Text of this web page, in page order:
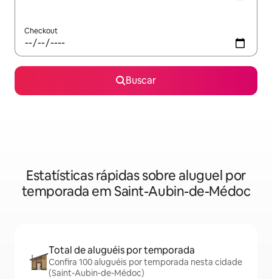
Checkout
Buscar
Estatísticas rápidas sobre aluguel por
temporada em Saint-Aubin-de-Médoc
Total de aluguéis por temporada
Confira 100 aluguéis por temporada nesta cidade
(Saint-Aubin-de-Médoc)